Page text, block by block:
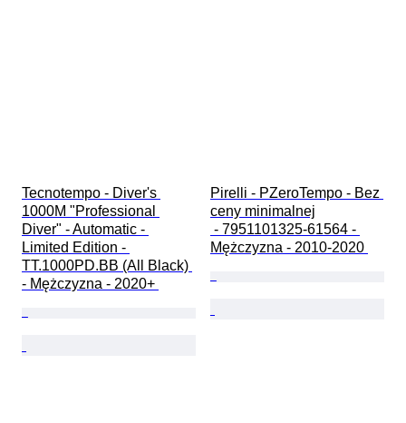
Tecnotempo - Diver's
1000M "Professional
Diver" - Automatic -
Limited Edition -
TT.1000PD.BB (All Black)
- Mężczyzna - 2020+
Pirelli - PZeroTempo - Bez
ceny minimalnej
Mężczyzna - 2010-2020